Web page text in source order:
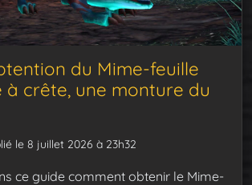
du Mime-feuille
crête, une monture du
le 8 juillet 2026 à 23h32
ce guide comment obtenir le Mime-